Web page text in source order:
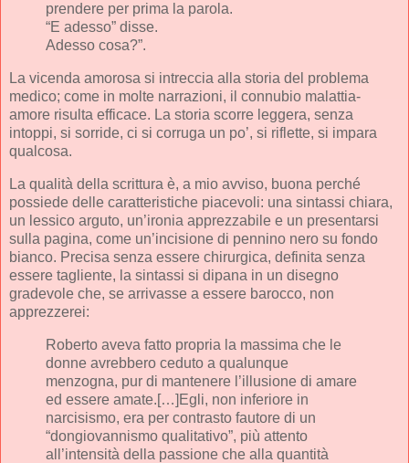
prendere per prima la parola.
“E adesso” disse.
Adesso cosa?”.
La vicenda amorosa si intreccia alla storia del problema
medico; come in molte narrazioni, il connubio malattia-
amore risulta efficace. La storia scorre leggera, senza
intoppi, si sorride, ci si corruga un po’, si riflette, si impara
qualcosa.
La qualità della scrittura è, a mio avviso, buona perché
possiede delle caratteristiche piacevoli: una sintassi chiara,
un lessico arguto, un’ironia apprezzabile e un presentarsi
sulla pagina, come un’incisione di pennino nero su fondo
bianco. Precisa senza essere chirurgica, definita senza
essere tagliente, la sintassi si dipana in un disegno
gradevole che, se arrivasse a essere barocco, non
apprezzerei:
Roberto aveva fatto propria la massima che le
donne avrebbero ceduto a qualunque
menzogna, pur di mantenere l’illusione di amare
ed essere amate.[…]Egli, non inferiore in
narcisismo, era per contrasto fautore di un
“dongiovannismo qualitativo”, più attento
all’intensità della passione che alla quantità